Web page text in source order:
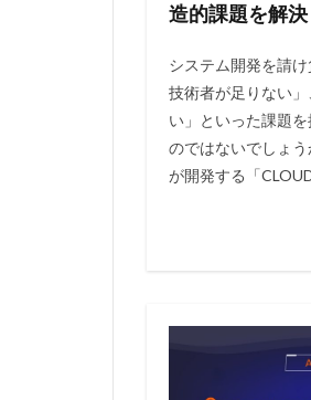
造的課題を解決
システム開発を請
技術者が足りない
い」といった課題
のではないでしょ
が開発する「